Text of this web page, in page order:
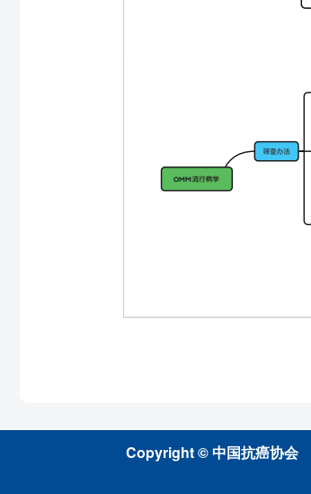
Copyright © 中国抗癌协会